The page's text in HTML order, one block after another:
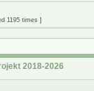
1195 times ]
2018-2026